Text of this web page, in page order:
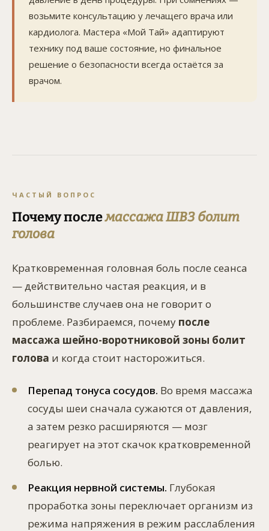
возьмите консультацию у лечащего врача или
кардиолога. Мастера «Мой Тай» адаптируют
технику под ваше состояние, но финальное
решение о безопасности всегда остаётся за
врачом.
ЧАСТЫЙ ВОПРОС
Почему послемассажа ШВЗ болит
голова
Кратковременная головная боль после сеанса
— действительно частая реакция, и в
большинстве случаев она не говорит о
проблеме. Разбираемся, почему после
массажа шейно-воротниковой зоны болит
голова и когда стоит насторожиться.
Перепад тонуса сосудов. Во время массажа
сосуды шеи сначала сужаются от давления,
а затем резко расширяются — мозг
реагирует на этот скачок кратковременной
болью.
Реакция нервной системы. Глубокая
проработка зоны переключает организм из
режима напряжения в режим расслабления